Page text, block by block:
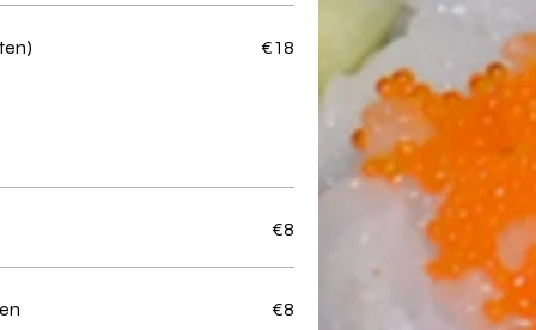
€18
€8
€8